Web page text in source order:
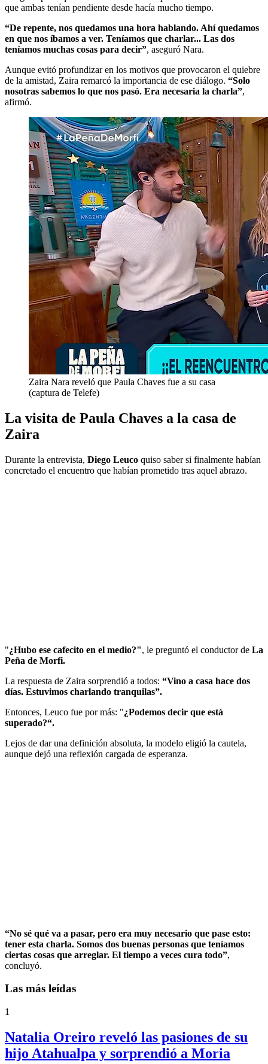
que ambas tenían pendiente desde hacía mucho tiempo.
“De repente, nos quedamos una hora hablando. Ahí quedamos
en que nos íbamos a ver. Teníamos que charlar... Las dos
teníamos muchas cosas para decir”, aseguró Nara.
Aunque evitó profundizar en los motivos que provocaron el quiebre
de la amistad, Zaira remarcó la importancia de ese diálogo. “Solo
nosotras sabemos lo que nos pasó. Era necesaria la charla”,
afirmó.
Zaira Nara reveló que Paula Chaves fue a su casa
(captura de Telefe)
La visita de Paula Chaves a la casa de
Zaira
Durante la entrevista, Diego Leuco quiso saber si finalmente habían
concretado el encuentro que habían prometido tras aquel abrazo.
"¿Hubo ese cafecito en el medio?", le preguntó el conductor de La
Peña de Morfi.
La respuesta de Zaira sorprendió a todos: “Vino a casa hace dos
días. Estuvimos charlando tranquilas”.
Entonces, Leuco fue por más: "¿Podemos decir que está
superado?“.
Lejos de dar una definición absoluta, la modelo eligió la cautela,
aunque dejó una reflexión cargada de esperanza.
“No sé qué va a pasar, pero era muy necesario que pase esto:
tener esta charla. Somos dos buenas personas que teníamos
ciertas cosas que arreglar. El tiempo a veces cura todo”,
concluyó.
Las más leídas
1
Natalia Oreiro reveló las pasiones de su
hijo Atahualpa y sorprendió a Moria